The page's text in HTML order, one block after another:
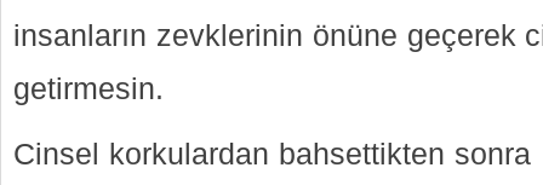
insanların zevklerinin önüne geçerek
getirmesin.
Cinsel korkulardan bahsettikten